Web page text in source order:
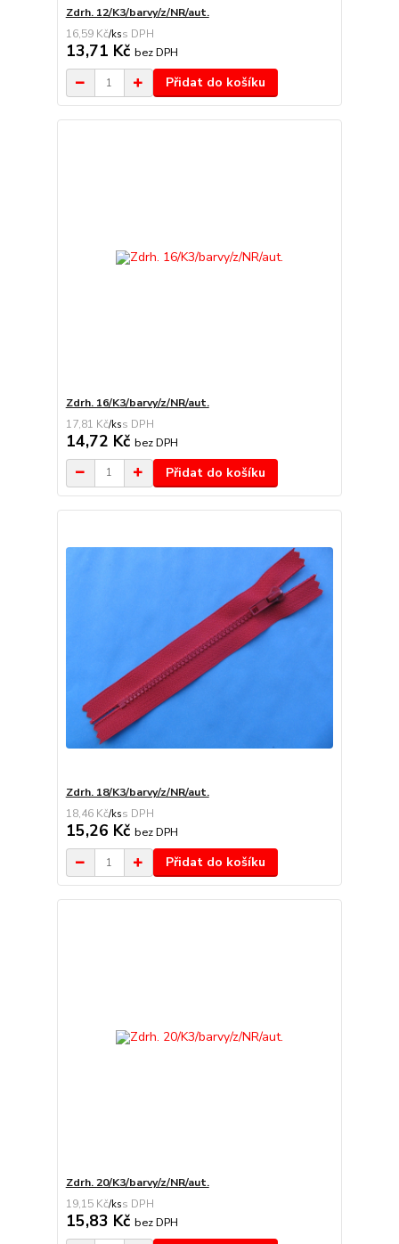
Zdrh. 12/K3/barvy/z/NR/aut.
16,59 Kč/ks
13,71 Kč bez DPH
Přidat do košíku
Zdrh. 16/K3/barvy/z/NR/aut.
17,81 Kč/ks
14,72 Kč bez DPH
Přidat do košíku
Zdrh. 18/K3/barvy/z/NR/aut.
18,46 Kč/ks
15,26 Kč bez DPH
Přidat do košíku
Zdrh. 20/K3/barvy/z/NR/aut.
19,15 Kč/ks
15,83 Kč bez DPH